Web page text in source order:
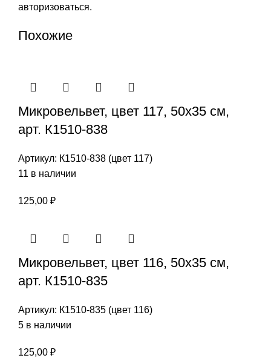
авторизоваться.
Похожие
Микровельвет, цвет 117, 50х35 см,
арт. К1510-838
Артикул: К1510-838 (цвет 117)
11 в наличии
125,00 ₽
Микровельвет, цвет 116, 50х35 см,
арт. К1510-835
Артикул: К1510-835 (цвет 116)
5 в наличии
125,00 ₽